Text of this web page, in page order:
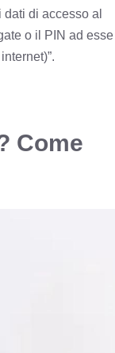
di accesso al
o il PIN ad esse
Come